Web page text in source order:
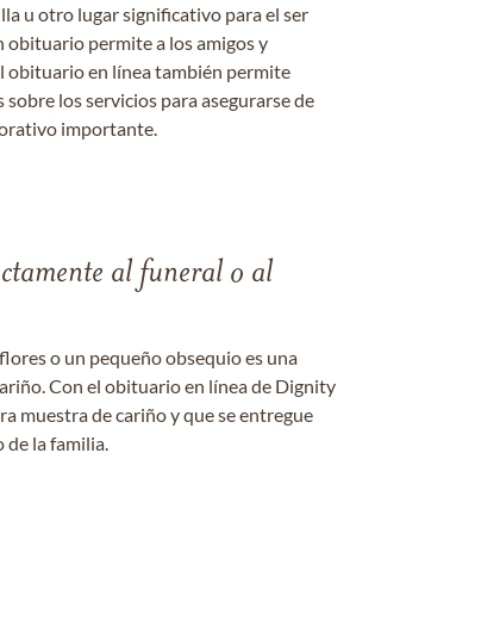
u otro lugar significativo para el ser
obituario permite a los amigos y
obituario en línea también permite
los servicios para asegurarse de
importante.
al funeral o al
o un pequeño obsequio es una
Con el obituario en línea de Dignity
muestra de cariño y que se entregue
de la familia.